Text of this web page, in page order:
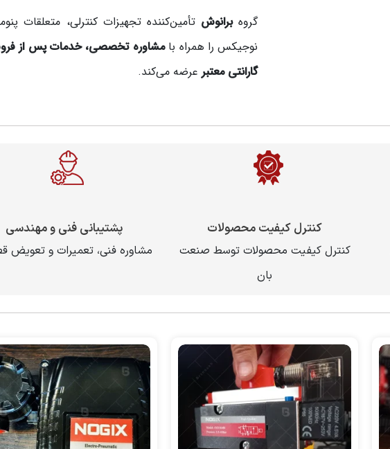
گروهبرانوش تأمین‌کننده تجهیزات کنترلی، متعلقات
نوجیکس را همراه بامشاوره تخصصی، خدمات پس از
گارانتی معتبر عرضه می‌کند.
کنترل کیفیت محصولات
کنترل کیفیت محصولات توسط صنعت
بان
پشتیبانی فنی و مهندسی
مشاوره فنی، تعمیرات و تعویض